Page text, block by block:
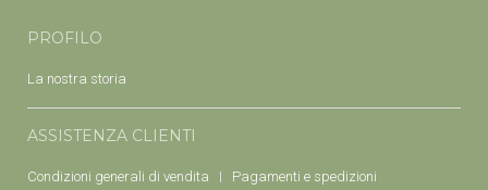
PROFILO
La nostra storia
ASSISTENZA CLIENTI
Condizioni generali di vendita Pagamenti e spedizioni